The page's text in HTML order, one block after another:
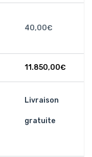
40,00€
11.850,00€
Livraison
gratuite